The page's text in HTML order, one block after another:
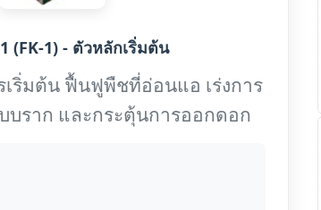
1 (FK-1) - ตัวหลักเริ่มต้น
ริ่มต้น ฟื้นฟูพืชที่อ่อนแอ เร่งการ
บบราก และกระตุ้นการออกดอก